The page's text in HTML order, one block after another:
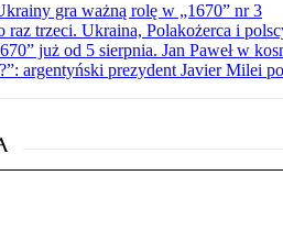
gra ważną rolę w „1670” nr 3
raz trzeci. Ukraina, Polakożerca i
już od 5 sierpnia. Jan Paweł w
argentyński prezydent Javier Milei